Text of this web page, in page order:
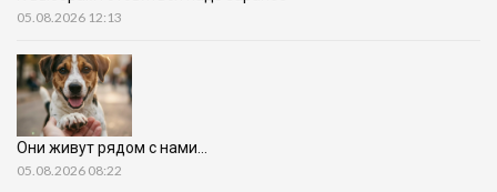
05.08.2026 12:13
Они живут рядом с нами…
05.08.2026 08:22